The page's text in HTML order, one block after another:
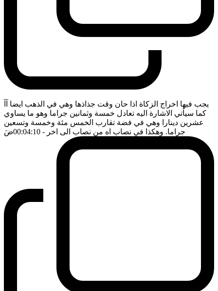
يجب فيها اخراج الزكاة اذا حان وقت جذاذها وهي في الذهب ايضا آآ
كما سيأتي الاشارة اليه تعادل خمسة وثمانين جراما وهو ما يساوي
عشرين دينارا وهي في فضة تقارب الخمس مئة وخمسة وتسعين
جراما. وهكذا في نصاب اه من نصاب الى اخر - 00:04:10 ضَ